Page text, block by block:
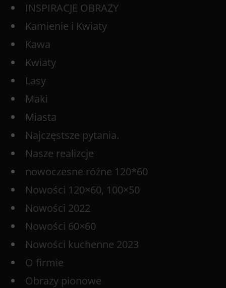
INSPIRACJE OBRAZY
Kamienie i Kwiaty
Kawa
Kwiaty
Lasy
Maki
Miasta
Najczęstsze pytania.
Nasze realizcje
nowoczesne różne 120*60
Nowości 120×60, 100×50
Nowości 2022
Nowości 60×60
Nowości kuchenne 2023
O firmie
Obrazy pionowe